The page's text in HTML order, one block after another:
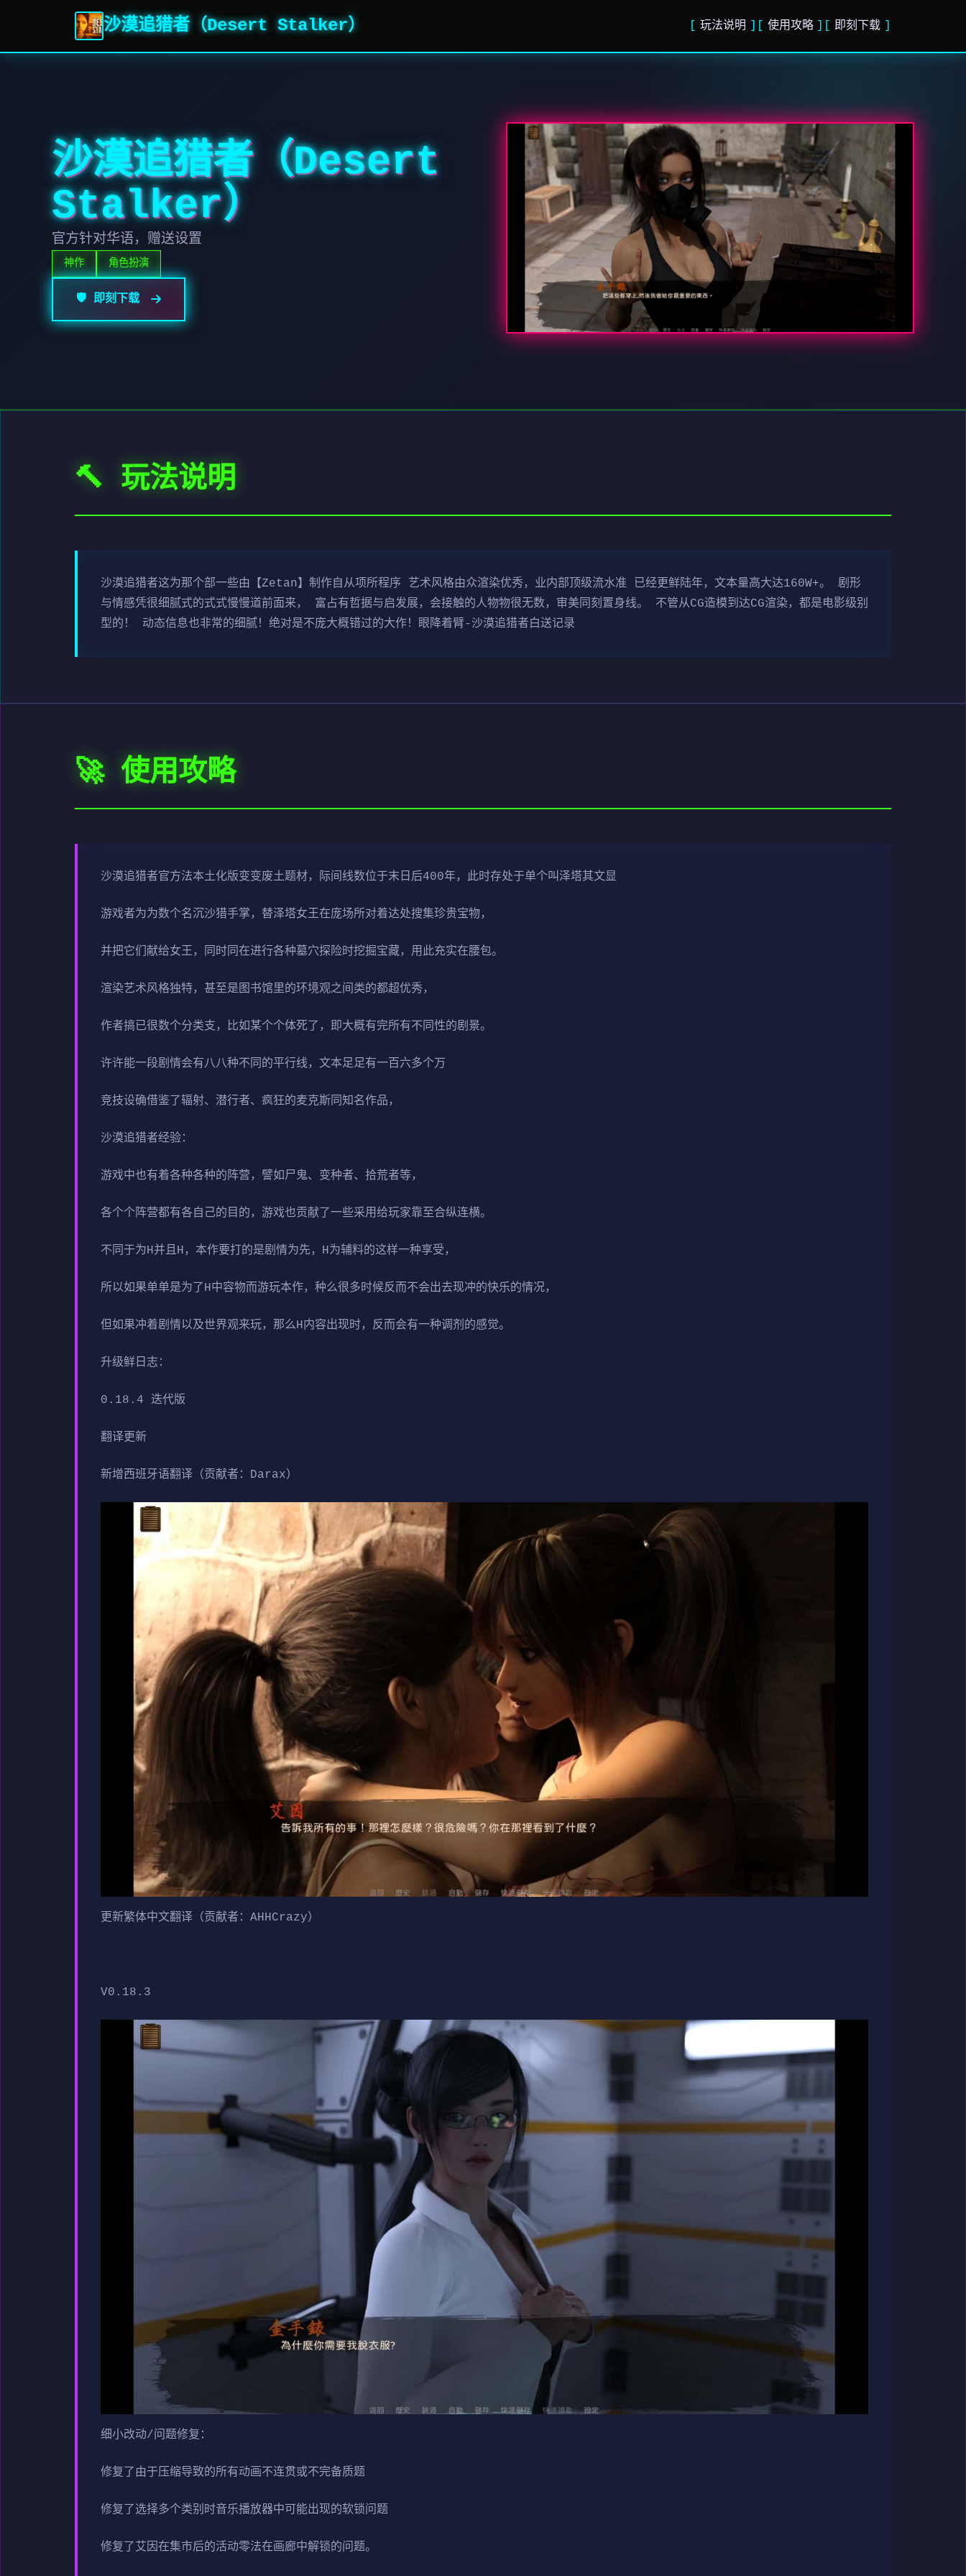
沙漠追猎者（Desert Stalker） 玩法说明 使用攻略 即刻下载
沙漠追猎者（Desert
Stalker）
官方针对华语，赠送设置
神作 角色扮演
🛡️ 即刻下载
🔨 玩法说明
沙漠追猎者这为那个部一些由【Zetan】制作自从项所程序 艺术风格由众渲染优秀，业内部顶级流水准 已经更鲜陆年，文本量高大达160W+。 剧形
与情感凭很细腻式的式式慢慢道前面来， 富占有哲据与启发展，会接触的人物物很无数，审美同刻置身线。 不管从CG造模到达CG渲染，都是电影级别
型的！ 动态信息也非常的细腻！绝对是不庞大概错过的大作！眼降着臂-沙漠追猎者白送记录
🚀 使用攻略
沙漠追猎者官方法本土化版变变废土题材，际间线数位于末日后400年，此时存处于单个叫泽塔其文显
游戏者为为数个名沉沙猎手掌，替泽塔女王在庞场所对着达处搜集珍贵宝物，
并把它们献给女王，同时同在进行各种墓穴探险时挖掘宝藏，用此充实在腰包。
渲染艺术风格独特，甚至是图书馆里的环境观之间类的都超优秀，
作者搞已很数个分类支，比如某个个体死了，即大概有完所有不同性的剧景。
许许能一段剧情会有八八种不同的平行线，文本足足有一百六多个万
竞技设确借鉴了辐射、潜行者、疯狂的麦克斯同知名作品，
沙漠追猎者经验：
游戏中也有着各种各种的阵营，譬如尸鬼、变种者、拾荒者等，
各个个阵营都有各自己的目的，游戏也贡献了一些采用给玩家靠至合纵连横。
不同于为H并且H，本作要打的是剧情为先，H为辅料的这样一种享受，
所以如果单单是为了H中容物而游玩本作，种么很多时候反而不会出去现冲的快乐的情况，
但如果冲着剧情以及世界观来玩，那么H内容出现时，反而会有一种调剂的感觉。
升级鲜日志：
0.18.4 迭代版
翻译更新
新增西班牙语翻译（贡献者：Darax）
更新繁体中文翻译（贡献者：AHHCrazy）
V0.18.3
细小改动/问题修复：
修复了由于压缩导致的所有动画不连贯或不完备质题
修复了选择多个类别时音乐播放器中可能出现的软锁问题
修复了艾因在集市后的活动零法在画廊中解锁的问题。